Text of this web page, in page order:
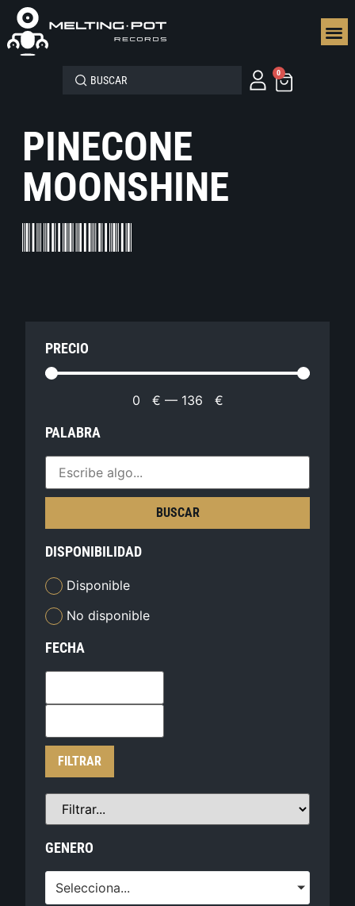
0
PINECONE
MOONSHINE
PRECIO
0 € — 136 €
PALABRA
BUSCAR
DISPONIBILIDAD
Disponible
No disponible
FECHA
FILTRAR
GENERO
Selecciona...